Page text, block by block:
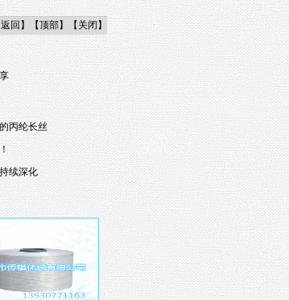
返回 】【顶部】【 关闭 】
丙纶长丝
续深化